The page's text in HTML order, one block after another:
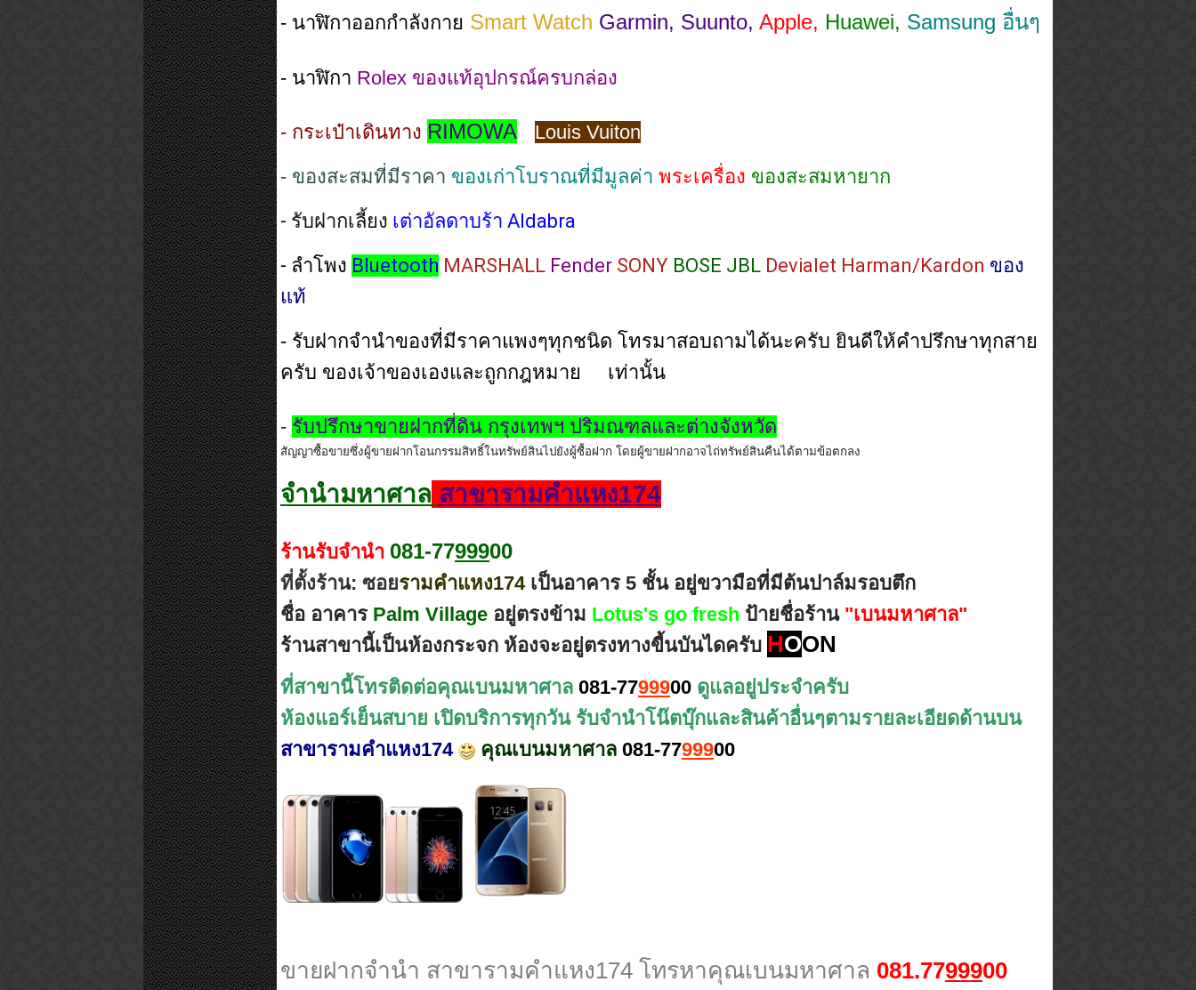
- นาฬิกาออกกำลังกาย Smart Watch Garmin, Suunto, Apple, Huawei, Samsung อื่นๆ
- นาฬิกา Rolex ของแท้อุปกรณ์ครบกล่อง
- กระเป๋าเดินทาง RIMOWA
Louis Vuiton
- ของสะสมที่มีราคา ของเก่าโบราณที่มีมูลค่า พระเครื่อง ของสะสมหายาก
- รับฝากเลี้ยง เต่าอัลดาบร้า Aldabra
- ลำโพง Bluetooth MARSHALL Fender SONY BOSE JBL Devialet Harman/Kardon ของ
แท้
- รับฝากจำนำของที่มีราคาแพงๆทุกชนิด โทรมาสอบถามได้นะครับ ยินดีให้คำปรึกษาทุกสาย
ครับ ของเจ้าของเองและถูกกฎหมาย เท่านั้น
- รับปรึกษาขายฝากที่ดิน กรุงเทพฯ ปริมณฑลและต่างจังหวัด
สัญญาซื้อขายซึ่งผู้ขายฝากโอนกรรมสิทธิ์ในทรัพย์สินไปยังผู้ซื้อฝาก โดยผู้ขายฝากอาจไถ่ทรัพย์สินคืนได้ตามข้อตกลง
จำนำมหาศาล สาขารามคำแหง174
ร้านรับจำนำ 081-7799900
ที่ตั้งร้าน: ซอยรามคำแหง174เป็นอาคาร 5 ชั้น อยู่ขวามือที่มีต้นปาล์มรอบตึก
ชื่อ อาคาร Palm Village อยู่ตรงข้าม Lotus's go fresh ป้ายชื่อร้าน "เบนมหาศาล"
ร้านสาขานี้เป็นห้องกระจก ห้องจะอยู่ตรงทางขี้นบันไดครับ HOON
ที่สาขานี้โทรติดต่อคุณเบนมหาศาล 081-7799900 ดูแลอยู่ประจำครับ
ห้องแอร์เย็นสบาย เปิดบริการทุกวัน รับจำนำโน๊ตบุ๊กและสินค้าอื่นๆตามรายละเอียดด้านบน
สาขารามคำแหง174
คุณเบนมหาศาล 081-7799900
ขายฝากจำนำ สาขารามคำแหง174 โทรหาคุณเบนมหาศาล 081.7799900